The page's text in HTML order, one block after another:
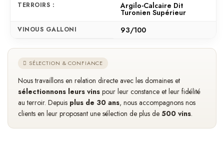
TERROIRS : Argilo-Calcaire Dit
Turonien Supérieur
VINOUS GALLONI 93/100
SÉLECTION & CONFIANCE
Nous travaillons en relation directe avec les domaines et
sélectionnons leurs vins pour leur constance et leur fidélité
au terroir. Depuis plus de 30 ans, nous accompagnons nos
clients en leur proposant une sélection de plus de 500 vins.